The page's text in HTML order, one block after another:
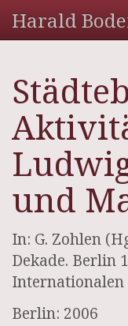
Harald
und
In: G. Zohlen
Dekade. Berlin
Internationalen
Berlin: 2006